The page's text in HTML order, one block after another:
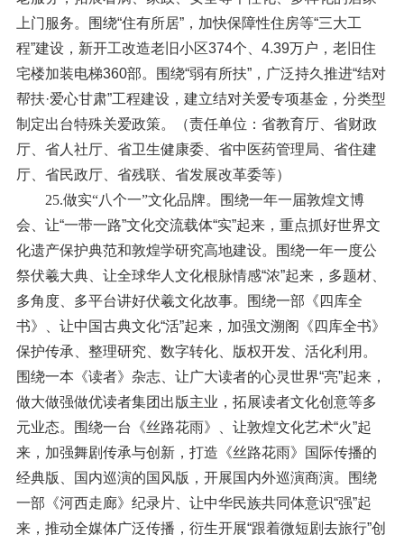
上门服务。围绕“住有所居”，加快保障性住房等“三大工
程”建设，新开工改造老旧小区374个、4.39万户，老旧住
宅楼加装电梯360部。围绕“弱有所扶”，广泛持久推进“结对
帮扶·爱心甘肃”工程建设，建立结对关爱专项基金，分类型
制定出台特殊关爱政策。（责任单位：省教育厅、省财政
厅、省人社厅、省卫生健康委、省中医药管理局、省住建
厅、省民政厅、省残联、省发展改革委等）
25.做实“八个一”文化品牌。
围绕一年一届敦煌文博
会、让“一带一路”文化交流载体“实”起来，重点抓好世界文
化遗产保护典范和敦煌学研究高地建设。围绕一年一度公
祭伏羲大典、让全球华人文化根脉情感“浓”起来，多题材、
多角度、多平台讲好伏羲文化故事。围绕一部《四库全
书》、让中国古典文化“活”起来，加强文溯阁《四库全书》
保护传承、整理研究、数字转化、版权开发、活化利用。
围绕一本《读者》杂志、让广大读者的心灵世界“亮”起来，
做大做强做优读者集团出版主业，拓展读者文化创意等多
元业态。围绕一台《丝路花雨》、让敦煌文化艺术“火”起
来，加强舞剧传承与创新，打造《丝路花雨》国际传播的
经典版、国内巡演的国风版，开展国内外巡演商演。围绕
一部《河西走廊》纪录片、让中华民族共同体意识“强”起
来，推动全媒体广泛传播，衍生开展“跟着微短剧去旅行”创